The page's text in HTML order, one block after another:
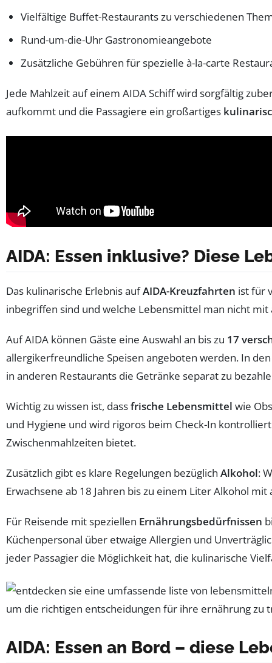
Vielfältige Buffet-Restaurants zu verschiedenen
Rund-um-die-Uhr Gastronomieangebote
Zusätzliche Gebühren für spezielle à-la-carte
Jede Mahlzeit auf einem AIDA Schiff wird sorgfältig
aufkommt und die Passagiere ein großartiges
AIDA: Essen inklusive? Diese
Das kulinarische Erlebnis aufAIDA-Kreuzfahrten ist für
inbegriffen sind und welche Lebensmittel man nicht
Auf AIDA können Gäste eine Auswahl an bis zu 17
allergikerfreundliche Speisen angeboten werden. In
in anderen Restaurants die Getränke separat zu
Wichtig zu wissen ist, dassfrische Lebensmittel wie
und Hygiene und wird rigoros beim Check-In
Zwischenmahlzeiten bietet.
Zusätzlich gibt es klare Regelungen bezüglich Alkohol:
Erwachsene ab 18 Jahren bis zu einem Liter Alkohol mit
Für Reisende mit speziellen Ernährungsbedürfnissen
Küchenpersonal über etwaige Allergien und
jeder Passagier die Möglichkeit hat, die kulinarische
AIDA: Essen an Bord – diese